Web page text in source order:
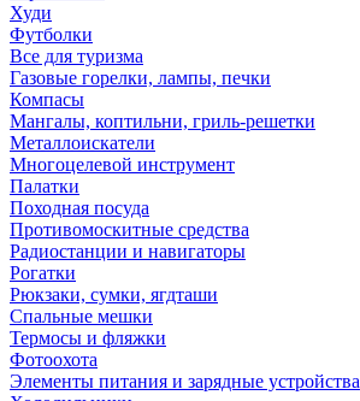
Худи
Футболки
Все для туризма
Газовые горелки, лампы, печки
Компасы
Мангалы, коптильни, гриль-решетки
Металлоискатели
Многоцелевой инструмент
Палатки
Походная посуда
Противомоскитные средства
Радиостанции и навигаторы
Рогатки
Рюкзаки, сумки, ягдташи
Спальные мешки
Термосы и фляжки
Фотоохота
Элементы питания и зарядные устройства